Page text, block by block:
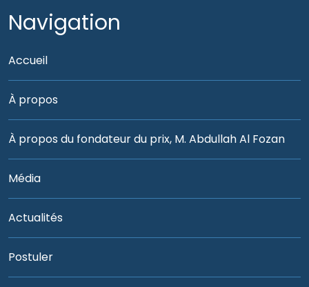
Navigation
Accueil
À propos
À propos du fondateur du prix, M. Abdullah Al Fozan
Média
Actualités
Postuler